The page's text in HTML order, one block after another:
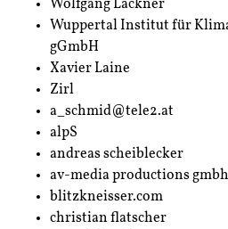
Wolfgang Lackner
Wuppertal Institut für
gGmbH
Xavier Laine
Zirl
a_schmid@tele2.at
alpS
andreas scheiblecker
av-media productions gmbh
blitzkneisser.com
christian flatscher